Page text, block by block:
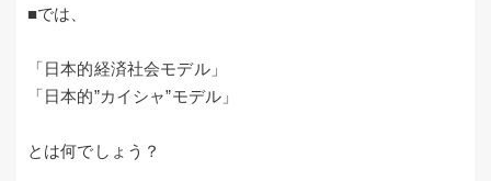
■では、
「日本的経済社会モデル」
「日本的”カイシャ”モデル」
とは何でしょう？